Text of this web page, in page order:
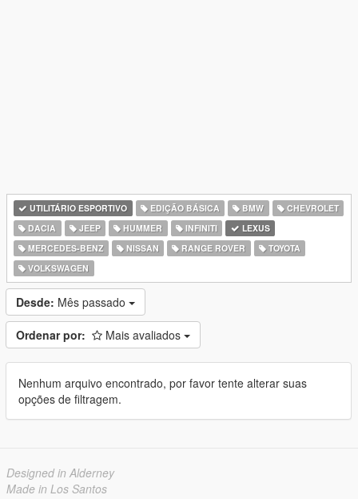
UTILITÁRIO ESPORTIVO EDIÇÃO BÁSICA BMW
CHEVROLET
DACIA
JEEP HUMMER INFINITI
LEXUS
MERCEDES-BENZ
NISSAN RANGE ROVER
TOYOTA
VOLKSWAGEN
Desde: Mês passado
Ordenar por: Mais avaliados
Nenhum arquivo encontrado, por favor tente alterar suas
opções de filtragem.
Designed in Alderney
Made in Los Santos